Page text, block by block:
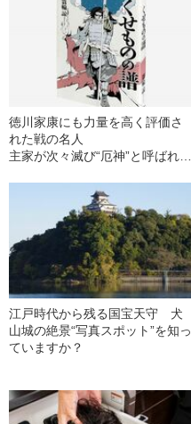
徳川家康にも力量を高く評価さ
れた戦の名人
主家が次々滅び“厄神”と呼ばれた
江戸時代から残る国宝天守 犬
山城の絶景“写真スポット”を知っ
ていますか？